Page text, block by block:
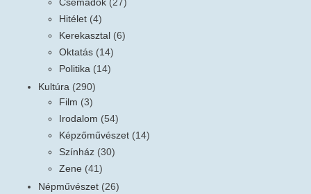
Hitélet (4)
Kerekasztal (6)
Oktatás (14)
Politika (14)
Kultúra (290)
Film (3)
Irodalom (54)
Képzőművészet (14)
Színház (30)
Zene (41)
Népművészet (26)